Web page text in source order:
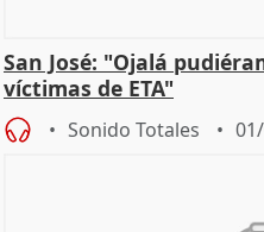
San José: "Ojalá
víctimas de ETA"
Sonido Totales